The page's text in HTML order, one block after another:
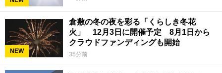
NEW
倉敷の冬の夜を彩る「くらしき冬花
火」 12月3日に開催予定 8月1日から
クラウドファンディングも開始
35分前